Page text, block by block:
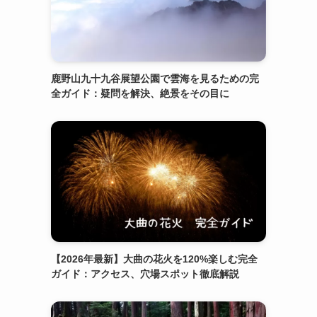
鹿野山九十九谷展望公園で雲海を見るための完
全ガイド：疑問を解決、絶景をその目に
【2026年最新】大曲の花火を120%楽しむ完全
ガイド：アクセス、穴場スポット徹底解説